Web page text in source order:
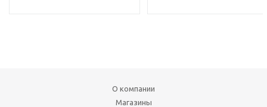
О компании
Магазины